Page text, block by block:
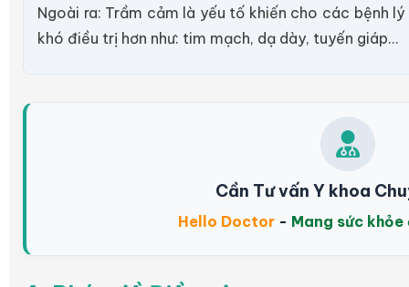
Ngoài ra: Trầm cảm là yếu tố khiến cho các bệnh
khó điều trị hơn như: tim mạch, dạ dày, tuyến giáp...
Cần Tư vấn Y khoa
Hello Doctor - Mang sức